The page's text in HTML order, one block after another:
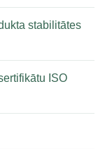
stabilitātes
ISO